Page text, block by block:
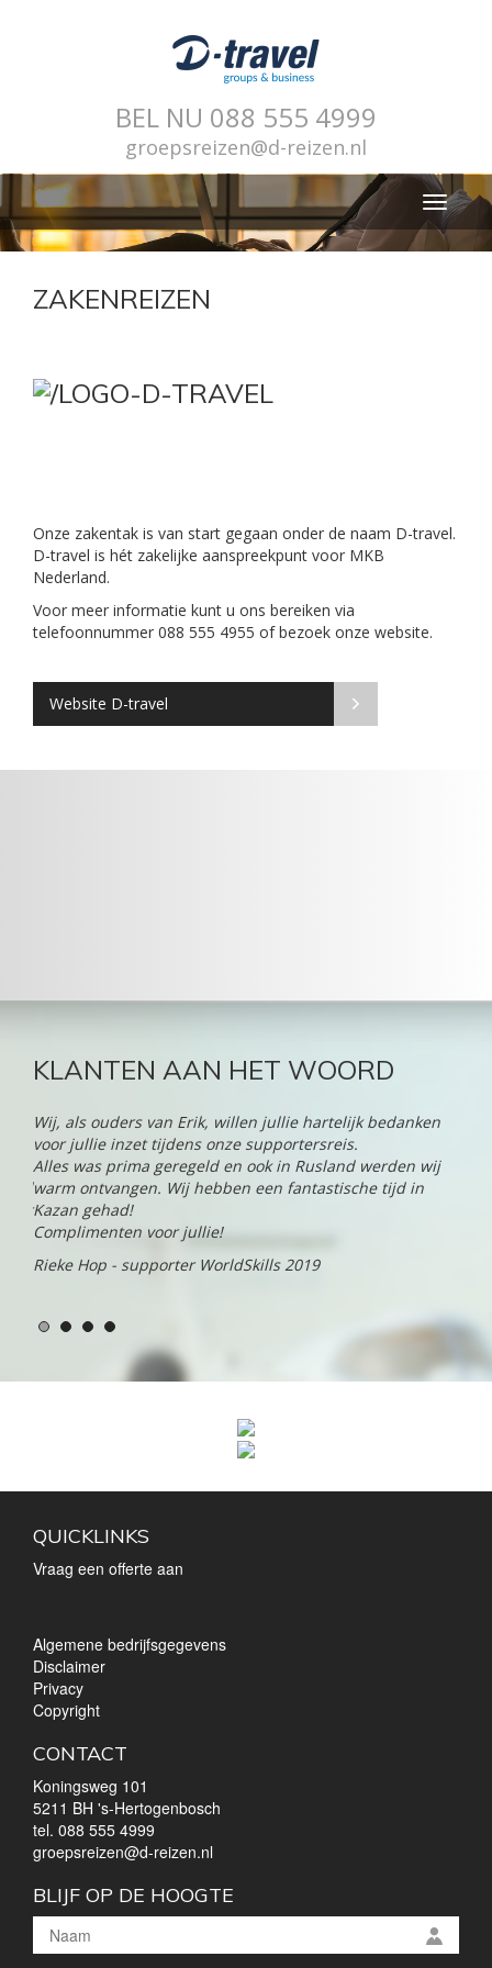
BEL NU 088 555 4999
groepsreizen@d-reizen.nl
Toggle
ZAKENREIZEN
Onze zakentak is van start gegaan onder de naam D-travel.
D-travel is hét zakelijke aanspreekpunt voor MKB
Nederland.
Voor meer informatie kunt u ons bereiken via
telefoonnummer 088 555 4955 of bezoek onze website.
Website D-travel
KLANTEN AAN HET WOORD
Wij, als ouders van Erik, willen jullie hartelijk bedanken
voor jullie inzet tijdens onze supportersreis.
Alles was prima geregeld en ook in Rusland werden wij
warm ontvangen. Wij hebben een fantastische tijd in
Kazan gehad!
Complimenten voor jullie!
Rieke Hop - supporter WorldSkills 2019
QUICKLINKS
Vraag een offerte aan
Algemene bedrijfsgegevens
Disclaimer
Privacy
Copyright
CONTACT
Koningsweg 101
5211 BH 's-Hertogenbosch
tel. 088 555 4999
groepsreizen@d-reizen.nl
BLIJF OP DE HOOGTE